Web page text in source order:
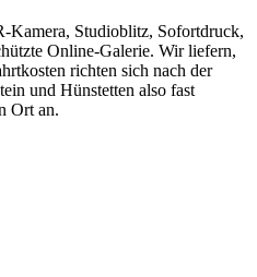
Kamera, Studioblitz, Sofortdruck,
Online-Galerie. Wir liefern,
richten sich nach der
und Hünstetten also fast
Ort an.